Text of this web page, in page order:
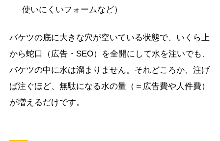
使いにくいフォームなど）
バケツの底に大きな穴が空いている状態で、いくら上
から蛇口（広告・SEO）を全開にして水を注いでも、
バケツの中に水は溜まりません。それどころか、注げ
ば注ぐほど、無駄になる水の量（＝広告費や人件費）
が増えるだけです。